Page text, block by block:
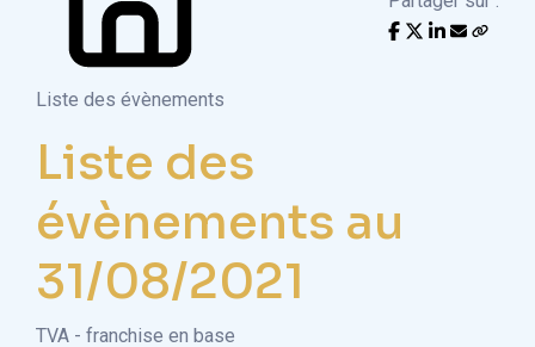
Liste des évènements
Liste des
évènements au
31/08/2021
TVA - franchise en base